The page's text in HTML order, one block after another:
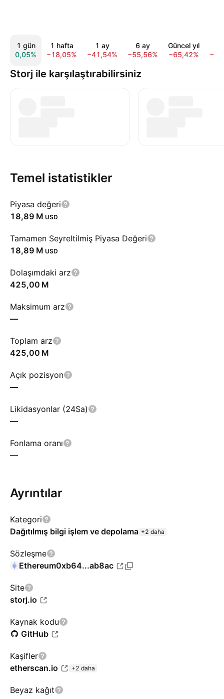
1 gün
0,05%
1 hafta
−18,05%
1 ay
−41,54%
6 ay
−55,56%
Güncel yıl
−65,42%
Storj ile karşılaştırabilirsiniz
Temel istatistikler
Piyasa değeri
‪18,89 M‬ USD
Tamamen Seyreltilmiş Piyasa Değeri
‪18,89 M‬ USD
Dolaşımdaki arz
‪425,00 M‬
Maksimum arz
—
Toplam arz
‪425,00 M‬
Açık pozisyon
—
Likidasyonlar (24Sa)
—
Fonlama oranı
—
Ayrıntılar
Kategori
Dağıtılmış bilgi işlem ve depolama +2 daha
Sözleşme
Ethereum0xb64...ab8ac
Site
storj.io
Kaynak kodu
GitHub
Kaşifler
etherscan.io
+2 daha
Beyaz kağıt